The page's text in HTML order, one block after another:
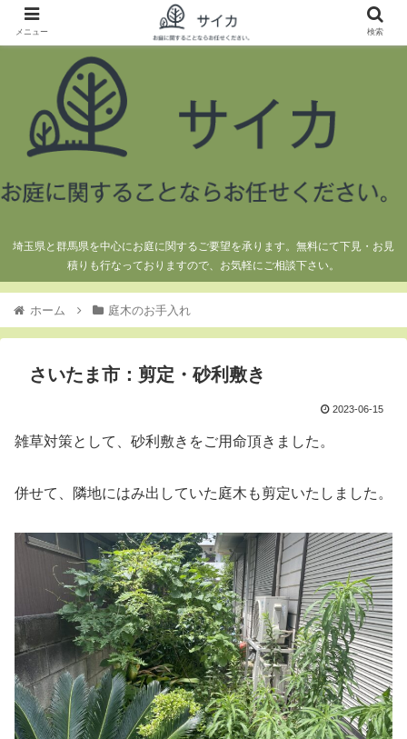
埼玉県と群馬県を中心にお庭に関するご要望を承ります。無料にて下見・お見
積りも行なっておりますので、お気軽にご相談下さい。
ホーム 庭木のお手入れ
さいたま市：剪定・砂利敷き
2023-06-15
雑草対策として、砂利敷きをご用命頂きました。
併せて、隣地にはみ出していた庭木も剪定いたしました。
メニュー 検索